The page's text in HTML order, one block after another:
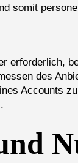
somit
erforderlich,
des
Accounts